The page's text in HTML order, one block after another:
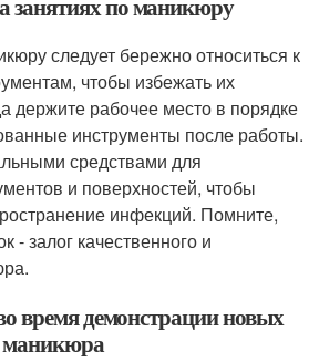
занятиях по маникюру
следует бережно относиться к
чтобы избежать их
держите рабочее место в порядке
инструменты после работы.
средствами для
и поверхностей, чтобы
инфекций. Помните,
- залог качественного и
время демонстрации новых
маникюра